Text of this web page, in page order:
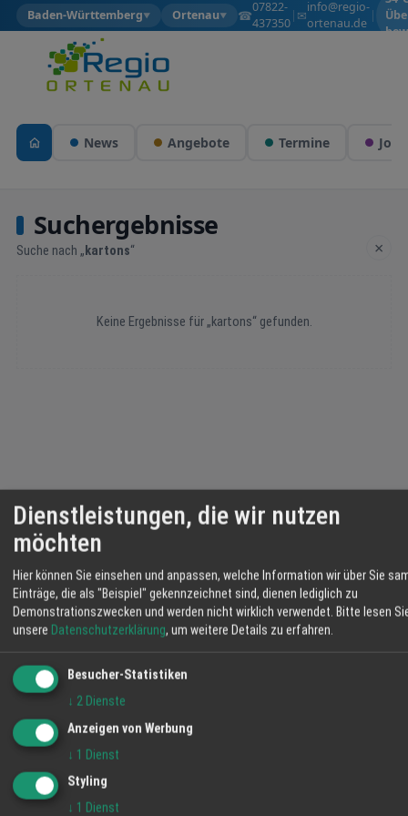
Baden-Württemberg▼ Ortenau▼ ☎07822-
437350
| ✉info@regio-
ortenau.de
|
News Angebote Termine Jobs
Suchergebnisse
Suche nach „ kartons“ ×
Keine Ergebnisse für „kartons“ gefunden.
Dienstleistungen, die wir nutzen
möchten
Hier können Sie einsehen und anpassen, welche Information wir über Sie
Einträge, die als "Beispiel" gekennzeichnet sind, dienen lediglich zu
Demonstrationszwecken und werden nicht wirklich verwendet. Bitte lesen
unsere Datenschutzerklärung, um weitere Details zu erfahren.
Besucher-Statistiken
↓ 2 Dienste
Anzeigen von Werbung
↓ 1 Dienst
Styling
↓ 1 Dienst